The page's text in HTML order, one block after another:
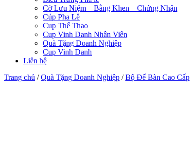
Cờ Lưu Niệm – Bằng Khen – Chứng Nhận
Cúp Pha Lê
Cup Thể Thao
Cup Vinh Danh Nhân Viên
Quà Tặng Doanh Nghiệp
Cup Vinh Danh
Liên hệ
Trang chủ /Quà Tặng Doanh Nghiệp /Bộ Để Bàn Cao Cấp